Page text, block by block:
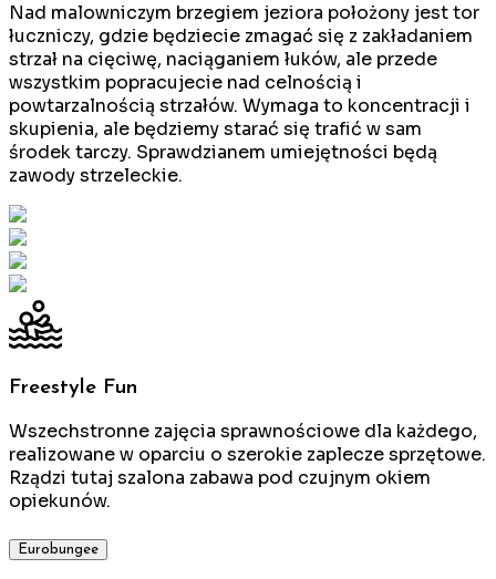
Nad malowniczym brzegiem jeziora położony jest tor
łuczniczy, gdzie będziecie zmagać się z zakładaniem
strzał na cięciwę, naciąganiem łuków, ale przede
wszystkim popracujecie nad celnością i
powtarzalnością strzałów. Wymaga to koncentracji i
skupienia, ale będziemy starać się trafić w sam
środek tarczy. Sprawdzianem umiejętności będą
zawody strzeleckie.
Freestyle Fun
Wszechstronne zajęcia sprawnościowe dla każdego,
realizowane w oparciu o szerokie zaplecze sprzętowe.
Rządzi tutaj szalona zabawa pod czujnym okiem
opiekunów.
Eurobungee